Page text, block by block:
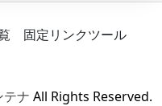
固定リンクツール
ナ All Rights Reserved.